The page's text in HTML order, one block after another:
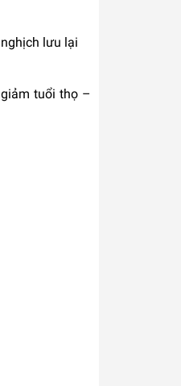
lưu lại
tuổi thọ –